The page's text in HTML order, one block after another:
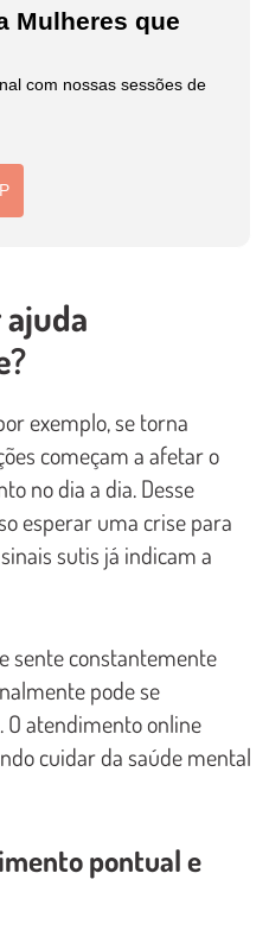
Mulheres que
com nossas sessões de
exemplo, se torna
começam a afetar o
no dia a dia. Desse
esperar uma crise para
sutis já indicam a
sente constantemente
pode se
atendimento online
cuidar da saúde mental
pontual e